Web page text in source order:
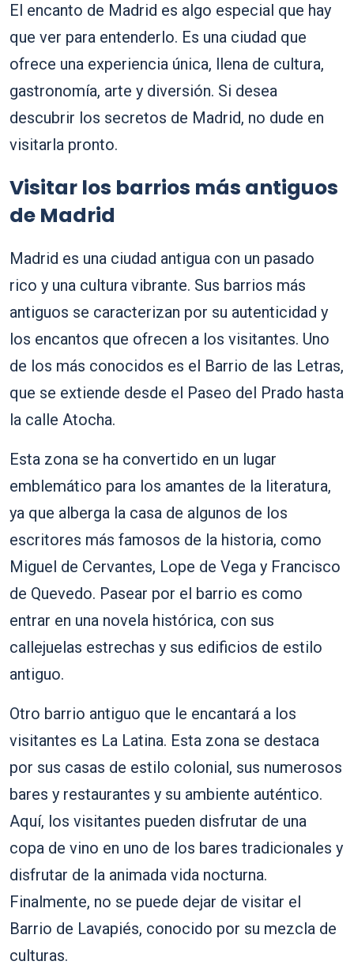
El encanto de Madrid es algo especial que hay
que ver para entenderlo. Es una ciudad que
ofrece una experiencia única, llena de cultura,
gastronomía, arte y diversión. Si desea
descubrir los secretos de Madrid, no dude en
visitarla pronto.
Visitar los barrios más antiguos
de Madrid
Madrid es una ciudad antigua con un pasado
rico y una cultura vibrante. Sus barrios más
antiguos se caracterizan por su autenticidad y
los encantos que ofrecen a los visitantes. Uno
de los más conocidos es el Barrio de las Letras,
que se extiende desde el Paseo del Prado hasta
la calle Atocha.
Esta zona se ha convertido en un lugar
emblemático para los amantes de la literatura,
ya que alberga la casa de algunos de los
escritores más famosos de la historia, como
Miguel de Cervantes, Lope de Vega y Francisco
de Quevedo. Pasear por el barrio es como
entrar en una novela histórica, con sus
callejuelas estrechas y sus edificios de estilo
antiguo.
Otro barrio antiguo que le encantará a los
visitantes es La Latina. Esta zona se destaca
por sus casas de estilo colonial, sus numerosos
bares y restaurantes y su ambiente auténtico.
Aquí, los visitantes pueden disfrutar de una
copa de vino en uno de los bares tradicionales y
disfrutar de la animada vida nocturna.
Finalmente, no se puede dejar de visitar el
Barrio de Lavapiés, conocido por su mezcla de
culturas.